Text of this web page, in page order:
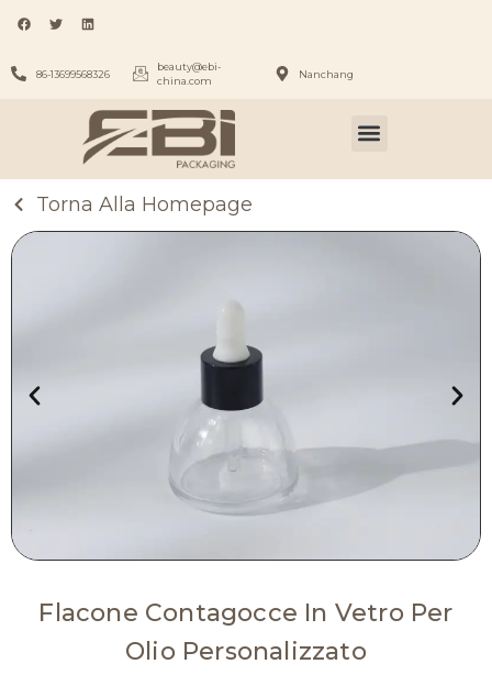
86-13699568326
beauty@ebi-
china.com
Nanchang
Torna Alla Homepage
Flacone Contagocce In Vetro Per
Olio Personalizzato